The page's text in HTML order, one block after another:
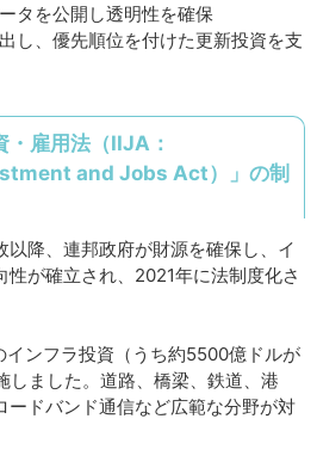
を公開し透明性を確保
、優先順位を付けた更新投資を支
雇用法（IIJA：
and Jobs Act）」の制
降、連邦政府が財源を確保し、イ
性が確立され、2021年に法制度化さ
ンフラ投資（うち約5500億ドルが
しました。道路、橋梁、鉄道、港
ードバンド通信など広範な分野が対